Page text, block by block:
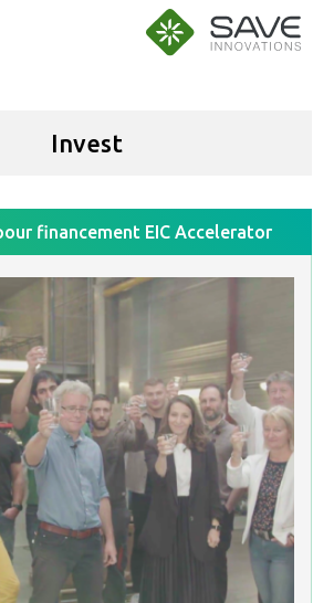
Invest
financement EIC Accelerator